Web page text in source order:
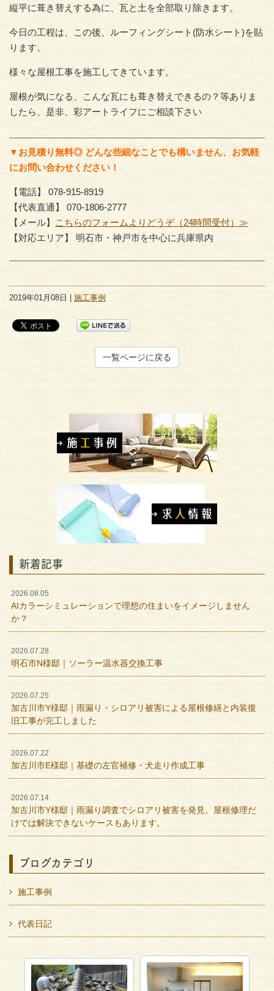
縦平に葺き替えする為に、瓦と土を全部取り除きます。
今日の工程は、この後、ルーフィングシート(防水シート)を貼
ります。
様々な屋根工事を施工してきています。
屋根が気になる、こんな瓦にも葺き替えできるの？ 等ありま
したら、是非、彩アートライフにご相談下さい
▼お見積り無料◎ どんな些細なことでも構いません、お気軽
にお問い合わせください！
【電話】 078-915-8919
【代表直通】 070-1806-2777
【メール】 こちらのフォームよりどうぞ（24時間受付）≫
【対応エリア】 明石市・神戸市を中心に兵庫県内
2019年01月08日 | 施工事例
一覧ページに戻る
新着記事
2026.08.05
AIカラーシミュレーションで理想の住まいをイメージしません
か？
2026.07.28
明石市N様邸｜ソーラー温水器交換工事
2026.07.25
加古川市Y様邸｜雨漏り・シロアリ被害による屋根修繕と内装復
旧工事が完工しました
2026.07.22
加古川市E様邸｜基礎の左官補修・犬走り作成工事
2026.07.14
加古川市Y様邸｜雨漏り調査でシロアリ被害を発見。屋根修理だ
けでは解決できないケースもあります。
ブログカテゴリ
施工事例
代表日記